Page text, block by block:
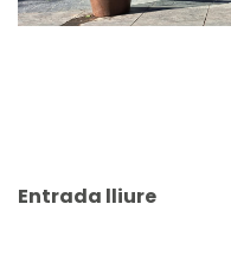
Entrada lliure